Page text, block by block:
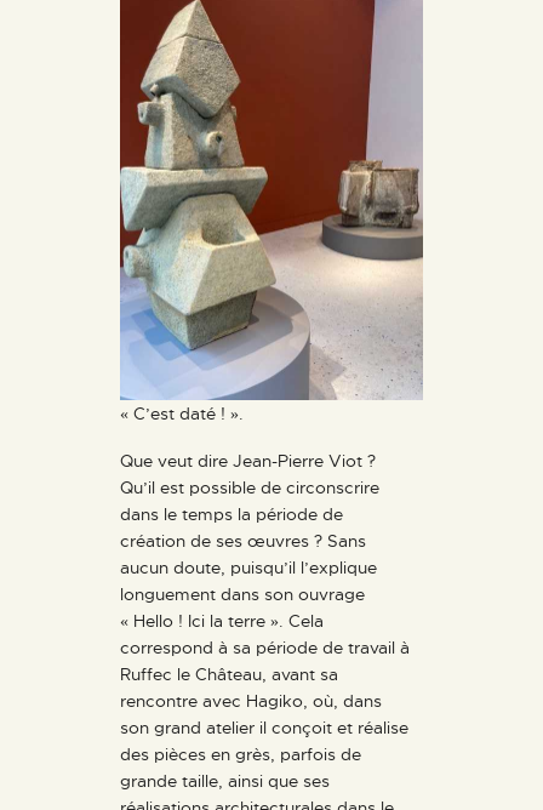
« C’est daté ! ».
Que veut dire Jean-Pierre Viot ?
Qu’il est possible de circonscrire
dans le temps la période de
création de ses œuvres ? Sans
aucun doute, puisqu’il l’explique
longuement dans son ouvrage
« Hello ! Ici la terre ». Cela
correspond à sa période de travail à
Ruffec le Château, avant sa
rencontre avec Hagiko, où, dans
son grand atelier il conçoit et réalise
des pièces en grès, parfois de
grande taille, ainsi que ses